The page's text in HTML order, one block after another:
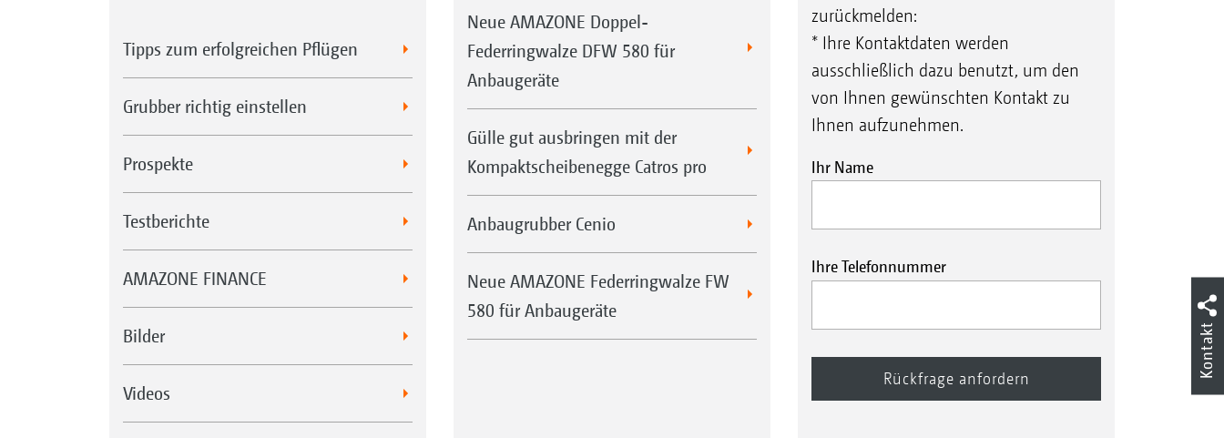
Tipps zum erfolgreichen Pflügen
Grubber richtig einstellen
Prospekte
Testberichte
AMAZONE FINANCE
Bilder
Videos
Neue AMAZONE Doppel-
Federringwalze DFW 580 für
Anbaugeräte
Gülle gut ausbringen mit der
Kompaktscheibenegge Catros pro
Anbaugrubber Cenio
Neue AMAZONE Federringwalze FW
580 für Anbaugeräte
zurückmelden:
* Ihre Kontaktdaten werden
ausschließlich dazu benutzt, um den
von Ihnen gewünschten Kontakt zu
Ihnen aufzunehmen.
Ihr Name
Ihre Telefonnummer
Kontakt